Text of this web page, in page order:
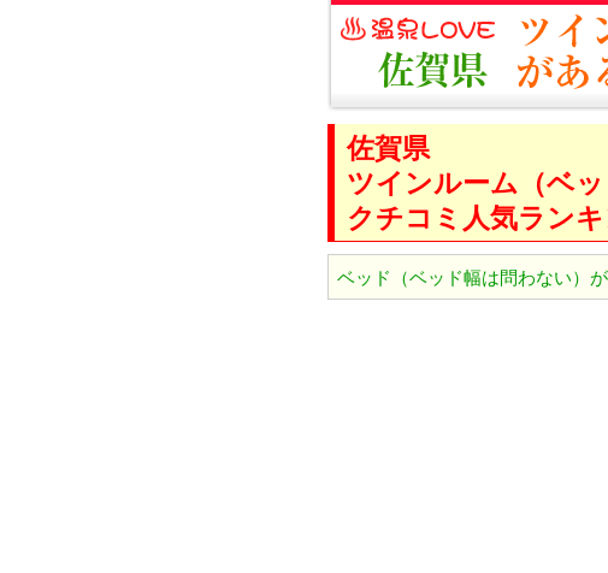
佐賀県
ツインルーム（ベ
クチコミ人気ラン
ベッド（ベッド幅は問わない）